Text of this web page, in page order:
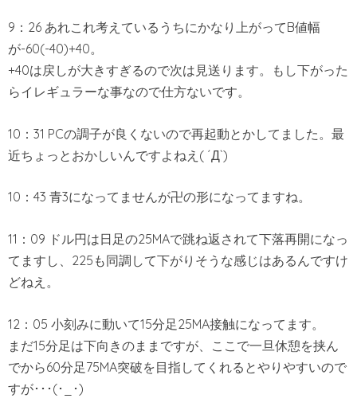
9：26 あれこれ考えているうちにかなり上がってB値幅
が-60(-40)+40。
+40は戻しが大きすぎるので次は見送ります。もし下がった
らイレギュラーな事なので仕方ないです。
10：31 PCの調子が良くないので再起動とかしてました。最
近ちょっとおかしいんですよねえ( ´Д`)
10：43 青3になってませんが卍の形になってますね。
11：09 ドル円は日足の25MAで跳ね返されて下落再開になっ
てますし、225も同調して下がりそうな感じはあるんですけ
どねえ。
12：05 小刻みに動いて15分足25MA接触になってます。
まだ15分足は下向きのままですが、ここで一旦休憩を挟ん
でから60分足75MA突破を目指してくれるとやりやすいので
すが･･･(･_･)